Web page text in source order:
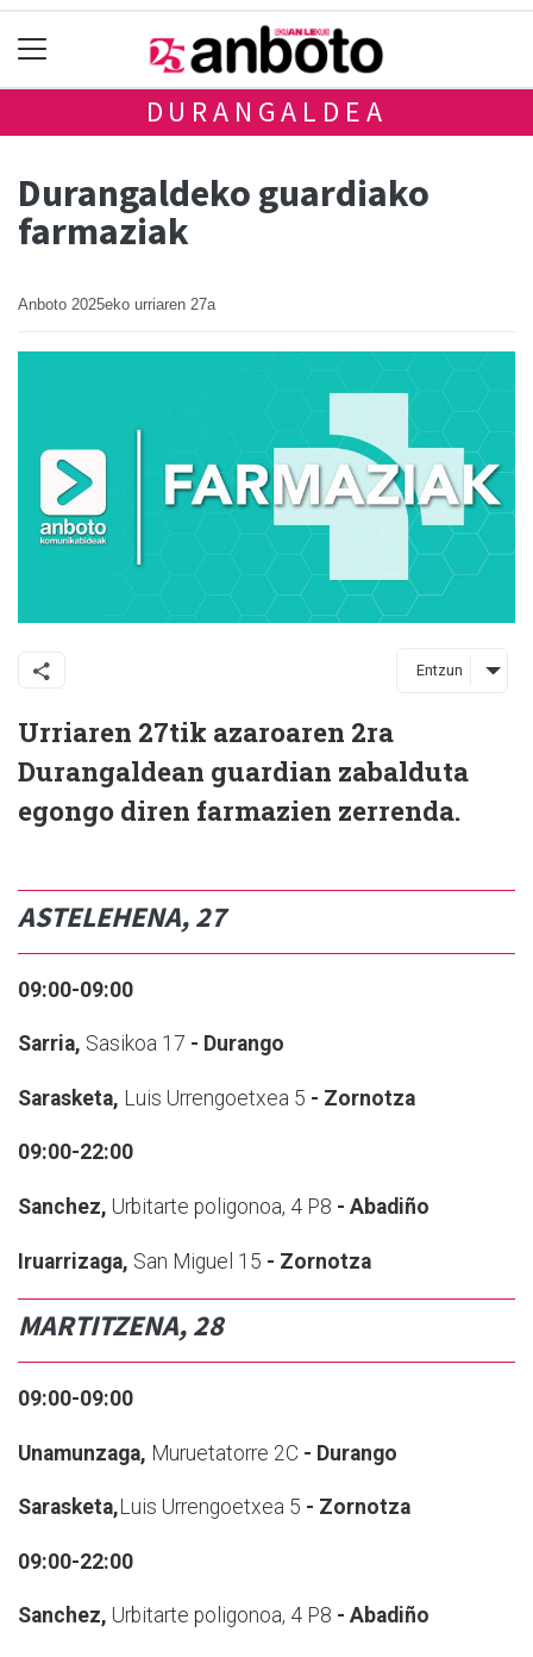
DURANGALDEA
Durangaldeko guardiako
farmaziak
Anboto 2025eko urriaren 27a
Entzun
Urriaren 27tik azaroaren 2ra
Durangaldean guardian zabalduta
egongo diren farmazien zerrenda.
ASTELEHENA, 27
09:00-09:00
Sarria, Sasikoa 17 - Durango
Sarasketa, Luis Urrengoetxea 5 - Zornotza
09:00-22:00
Sanchez, Urbitarte poligonoa, 4 P8 - Abadiño
Iruarrizaga, San Miguel 15 - Zornotza
MARTITZENA, 28
09:00-09:00
Unamunzaga, Muruetatorre 2C - Durango
Sarasketa, Luis Urrengoetxea 5 - Zornotza
09:00-22:00
Sanchez, Urbitarte poligonoa, 4 P8 - Abadiño